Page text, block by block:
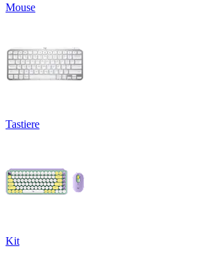
Mouse
Tastiere
Kit